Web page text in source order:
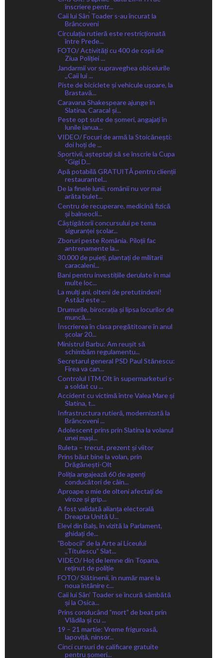
înscriere pentr...
Caii lui Sân̕ Toader s-au încurat la
Brâncoveni
Circulația rutieră este restricționată
între Prede...
FOTO/ Activități cu 400 de copii de
Ziua Poliției ...
Jandarmii vor supraveghea obiceiurile
,,Caii lui ...
Piste de biciclete și vehicule ușoare, la
Brastavă...
Caravana Shakespeare ajunge în
Slatina, Caracal și...
Peste opt sute de șomeri, angajați în
lunile ianua...
VIDEO/ Focuri de armă la Stoicănești:
doi hoți de ...
Sportivii, așteptați să se înscrie la Cupa
“Gigi D...
Apă potabilă GRATUITĂ pentru clienții
restaurantel...
De la finele lunii, românii nu vor mai
arăta bulet...
Centru de recuperare, medicină fizică
și balneocli...
Câștigătorii concursului pe tema
siguranței școlar...
Zboruri peste România. Piloții fac
antrenamente la...
30.000 de puieți, plantați de militarii
caracaleni...
Bani pentru investițiile derulate în mai
multe loc...
La mulți ani, olteni de pretutindeni!
Astăzi este ...
Drumurile, birocrația și lipsa locurilor de
muncă,...
Înscrierea în clasa pregătitoare în anul
școlar 20...
Ministrul Barbu: Am reușit să
schimbăm regulamentu...
Secretarul general PSD Paul Stănescu:
Firea va can...
Controlul ITM Olt în supermarketuri s-
a soldat cu ...
Accident cu victimă între Valea Mare și
Slatina, t...
Infrastructura rutieră, modernizată la
Brâncoveni ...
Adolescent prins prin Slatina la volanul
unei mași...
Ruleta – trecut, prezent și viitor
Prins băut bine la volan, prin
Drăgănești-Olt
Poliția angajează 60 de agenți
conducători de câin...
Aproape o mie de olteni afectați de
viroze și grip...
A fost validată alianța electorală
Dreapta Unită U...
Elevi din Balș, în vizită la Parlament,
ghidați de...
ˮBobociiˮ de la Arte ai Liceului
,,Titulescuˮ Slat...
VIDEO/ Hoț de lemne din Topana,
reținut de poliție
FOTO/ Slătinenii, în număr mare la
noua întânire c...
Caii lui Sân’ Toader se încură sâmbătă
și la Osica...
Prins conducând ˮmortˮ de beat prin
Vlădila și cu ...
19 – 21 martie: Vreme friguroasă,
lapoviță, ninsor...
Cinci cursuri de calificare gratuite
pentru șomeri...